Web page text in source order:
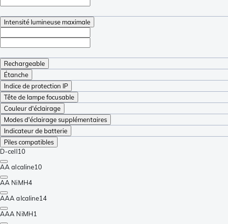
Intensité lumineuse maximale
Rechargeable
Étanche
Indice de protection IP
Tête de lampe focusable
Couleur d'éclairage
Modes d'éclairage supplémentaires
Indicateur de batterie
Piles compatibles
D-cell10
AA alcaline10
AA NiMH4
AAA alcaline14
AAA NiMH1